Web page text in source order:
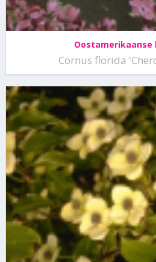
Oostamerikaanse
Cornus florida